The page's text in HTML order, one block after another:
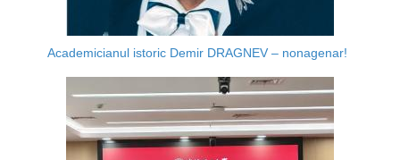
Academicianul istoric Demir DRAGNEV – nonagenar!